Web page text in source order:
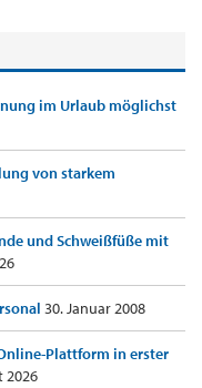
im Urlaub möglichst
von starkem
und Schweißfüße mit
30. Januar 2008
Plattform in erster
2026